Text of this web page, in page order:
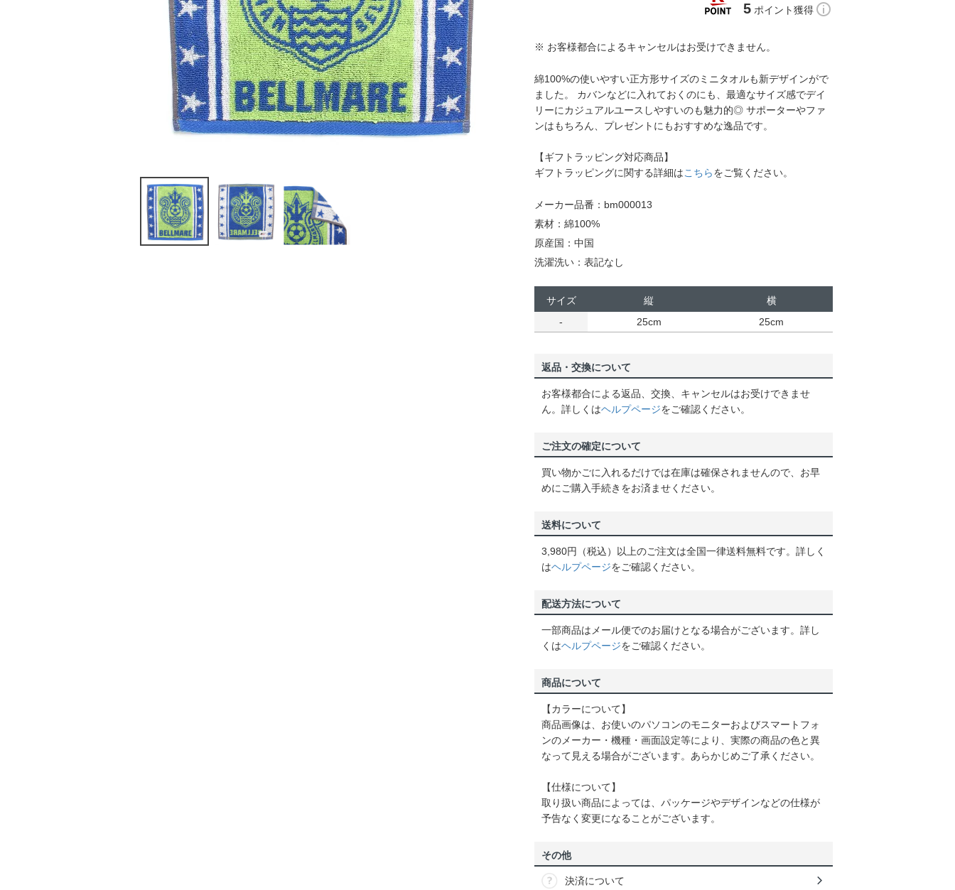
5 ポイント獲得
※ お客様都合によるキャンセルはお受けできません。
綿100%の使いやすい正方形サイズのミニタオルも新デザインがで
ました。 カバンなどに入れておくのにも、最適なサイズ感でデイ
リーにカジュアルユースしやすいのも魅力的◎ サポーターやファ
ンはもちろん、プレゼントにもおすすめな逸品です。
【ギフトラッピング対応商品】
ギフトラッピングに関する詳細はこちらをご覧ください。
メーカー品番：bm000013
素材：綿100%
原産国：中国
洗濯洗い：表記なし
サイズ 縦
横
-
25cm 25cm
返品・交換について
お客様都合による返品、交換、キャンセルはお受けできませ
ん。詳しくはヘルプページをご確認ください。
ご注文の確定について
買い物かごに入れるだけでは在庫は確保されませんので、お早
めにご購入手続きをお済ませください。
送料について
3,980円（税込）以上のご注文は全国一律送料無料です。詳しく
はヘルプページをご確認ください。
配送方法について
一部商品はメール便でのお届けとなる場合がございます。詳し
くはヘルプページをご確認ください。
商品について
【カラーについて】
商品画像は、お使いのパソコンのモニターおよびスマートフォ
ンのメーカー・機種・画面設定等により、実際の商品の色と異
なって見える場合がございます。あらかじめご了承ください。
【仕様について】
取り扱い商品によっては、パッケージやデザインなどの仕様が
予告なく変更になることがございます。
その他
決済について